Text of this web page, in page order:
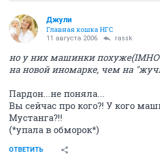
Джули
Главная кошка НГС
11 августа 2006 rassk
но у них машинки
на новой иномарке, чем на
Пардон...не поняла...
Вы сейчас про кого?! У кого
Мустанга?!!
(*упала в обморок*)
ОТВЕТИТЬ